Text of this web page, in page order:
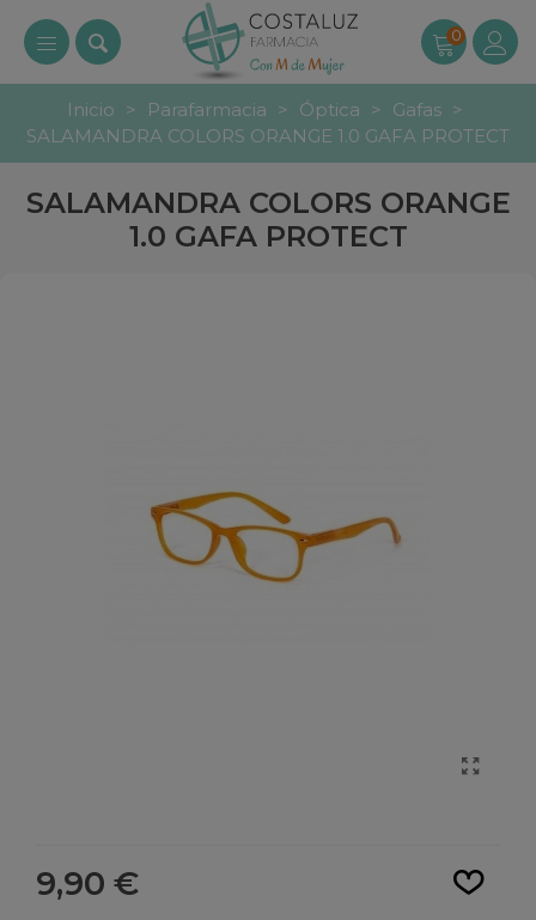
0
Inicio > Parafarmacia > Óptica > Gafas >
SALAMANDRA COLORS ORANGE 1.0 GAFA PROTECT
SALAMANDRA COLORS ORANGE
1.0 GAFA PROTECT
9,90 €